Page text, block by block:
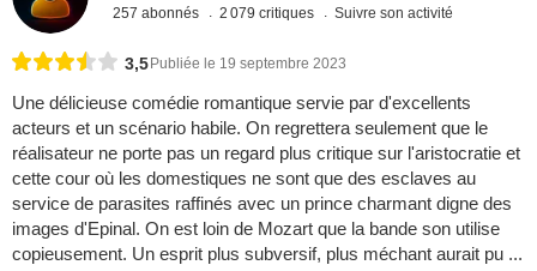
257 abonnés 2 079 critiques Suivre son activité
3,5Publiée le 19 septembre 2023
Une délicieuse comédie romantique servie par d'excellents
acteurs et un scénario habile. On regrettera seulement que le
réalisateur ne porte pas un regard plus critique sur l'aristocratie et
cette cour où les domestiques ne sont que des esclaves au
service de parasites raffinés avec un prince charmant digne des
images d'Epinal. On est loin de Mozart que la bande son utilise
copieusement. Un esprit plus subversif, plus méchant aurait pu ...